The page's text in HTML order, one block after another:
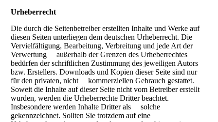
Urheberrecht
Die durch die Seitenbetreiber erstellten Inhalte und Werke auf
diesen Seiten unterliegen dem deutschen Urheberrecht. Die
Vervielfältigung, Bearbeitung, Verbreitung und jede Art der
Verwertung außerhalb der Grenzen des Urheberrechtes
bedürfen der schriftlichen Zustimmung des jeweiligen Autors
bzw. Erstellers. Downloads und Kopien dieser Seite sind nur
für den privaten, nicht kommerziellen Gebrauch gestattet.
Soweit die Inhalte auf dieser Seite nicht vom Betreiber erstellt
wurden, werden die Urheberrechte Dritter beachtet.
Insbesondere werden Inhalte Dritter als solche
gekennzeichnet. Sollten Sie trotzdem auf eine